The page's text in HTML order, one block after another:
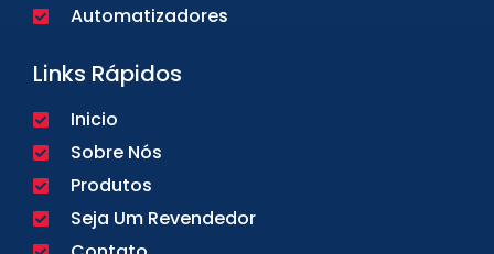
Automatizadores
Links Rápidos
Inicio
Sobre Nós
Produtos
Seja Um Revendedor